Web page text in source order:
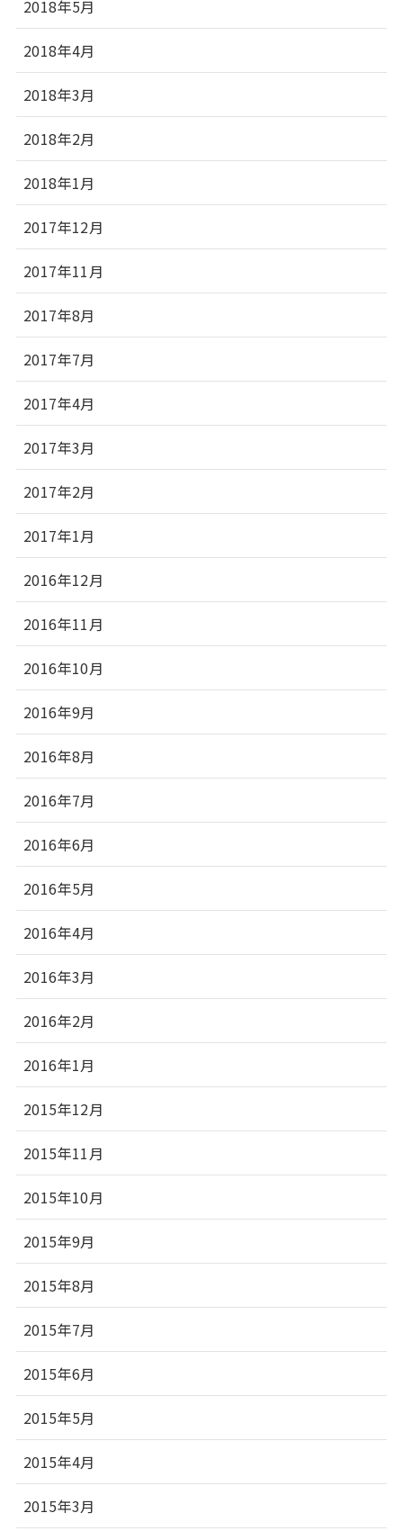
2018年5月
2018年4月
2018年3月
2018年2月
2018年1月
2017年12月
2017年11月
2017年8月
2017年7月
2017年4月
2017年3月
2017年2月
2017年1月
2016年12月
2016年11月
2016年10月
2016年9月
2016年8月
2016年7月
2016年6月
2016年5月
2016年4月
2016年3月
2016年2月
2016年1月
2015年12月
2015年11月
2015年10月
2015年9月
2015年8月
2015年7月
2015年6月
2015年5月
2015年4月
2015年3月